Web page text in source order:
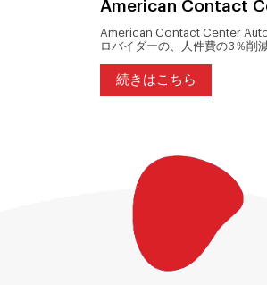
American Contact
American Contact Center
ロバイダーの、人件費の3％削
続きはこちら